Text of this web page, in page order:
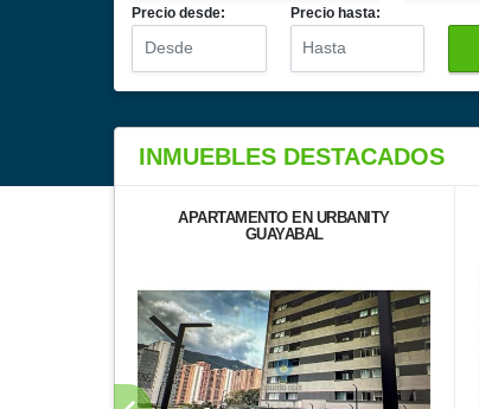
Precio desde: Precio hasta:
INMUEBLES DESTACADOS
APARTAMENTO EN URBANITY
GUAYABAL